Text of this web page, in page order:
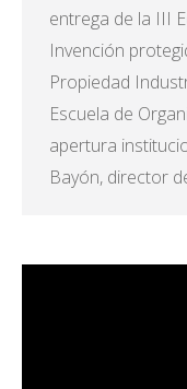
entrega de la III
Invención
Propiedad
Escuela de
apertura
Bayón, director